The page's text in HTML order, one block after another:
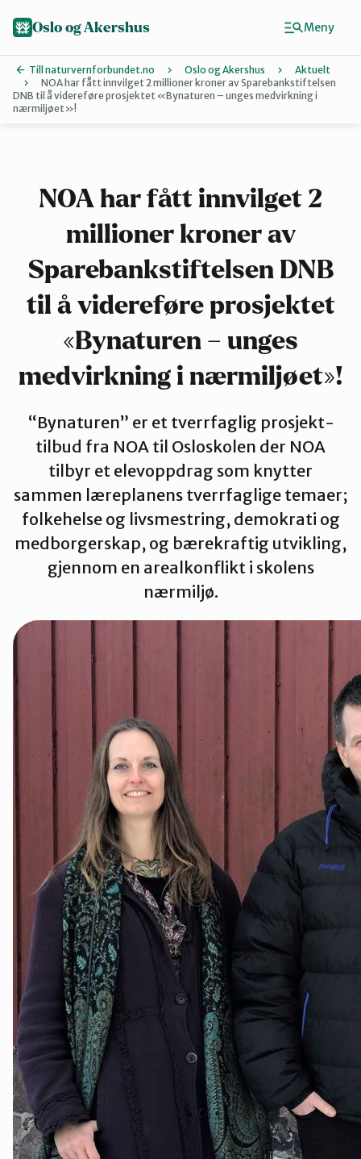
Asker
Aurskog-Høland
Bærum
Groruddalen
Hurum og Røyken
Jevnaker
Lillestrøm
Lørenskog
Nes
Nesodden
Nittedal
Nordre Follo
Oslo Nord
Oslo Øst
Oslo Sør
Oslo Vest
Oslo og Akershus
Till naturvernforbundet.no Oslo og Akershus
Aktuelt
NOA har fått innvilget 2 millioner kroner av Sparebankstiftelsen
DNB til å videreføre prosjektet «Bynaturen – unges medvirkning i
nærmiljøet»!
NOA har fått innvilget 2
millioner kroner av
Sparebankstiftelsen DNB
til å videreføre prosjektet
«Bynaturen – unges
medvirkning i nærmiljøet»!
“Bynaturen” er et tverrfaglig prosjekt-
tilbud fra NOA til Osloskolen der NOA
tilbyr et elevoppdrag som knytter
sammen læreplanens tverrfaglige temaer;
folkehelse og livsmestring, demokrati og
medborgerskap, og bærekraftig utvikling,
gjennom en arealkonflikt i skolens
nærmiljø.